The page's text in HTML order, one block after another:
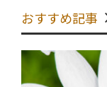
おすすめ記事